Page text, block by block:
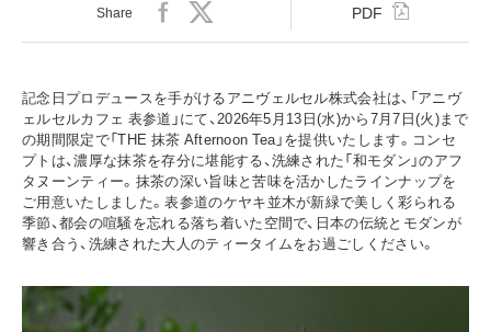
Share PDF
記念日プロデュースを手がけるアニヴェルセル株式会社は、「アニヴ
ェルセルカフェ 表参道」にて、2026年5月13日(水)から7月7日(火)まで
の期間限定で「THE 抹茶 Afternoon Tea」を提供いたします。コンセ
プトは、濃厚な抹茶を存分に堪能する、洗練された「和モダン」のアフ
タヌーンティー。抹茶の深い旨味と苦味を活かしたラインナップを
ご用意いたしました。表参道のケヤキ並木が新緑で美しく彩られる
季節、都会の喧騒を忘れる落ち着いた空間で、日本の伝統とモダンが
響き合う、洗練された大人のティータイムをお過ごしください。